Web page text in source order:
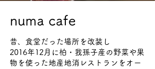
numa cafe
昔、食堂だった場所を改装し
2016年12月に柏・我孫子産の野菜や果
物を使った地産地消レストランをオー